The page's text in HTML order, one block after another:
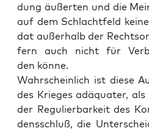
dung äußer­ten und die
auf dem Schlacht­feld
dat außer­halb der
fern auch nicht für
den könne.
Wahr­schein­lich ist die­se
des Krie­ges adäqua­ter, als
der Regu­lier­bar­keit des
dens­schluß, die